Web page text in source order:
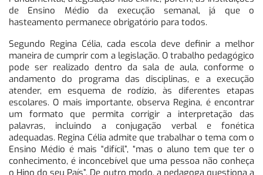
de Ensino Médio da execução semanal, já que o
hasteamento permanece obrigatório para todos.
Segundo Regina Célia, cada escola deve definir a melhor
maneira de cumprir com a legislação. O trabalho pedagógico
pode ser realizado dentro da sala de aula, conforme o
andamento do programa das disciplinas, e a execução
atender, em esquema de rodízio, às diferentes etapas
escolares. O mais importante, observa Regina, é encontrar
um formato que permita corrigir a interpretação das
palavras, incluindo a conjugação verbal e fonética
adequadas. Regina Célia admite que trabalhar o tema com o
Ensino Médio é mais “difícil”, “mas o aluno tem que ter o
conhecimento, é inconcebível que uma pessoa não conheça